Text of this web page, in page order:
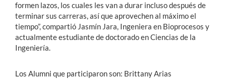
formen lazos, los cuales les van a durar incluso después de
terminar sus carreras, así que aprovechen al máximo el
tiempo”, compartió Jasmín Jara, Ingeniera en Bioprocesos y
actualmente estudiante de doctorado en Ciencias de la
Ingeniería.
Los Alumni que participaron son: Brittany Arias